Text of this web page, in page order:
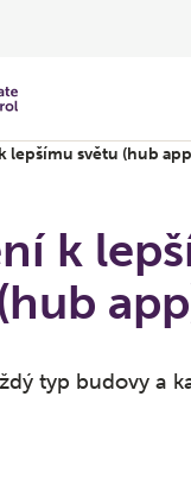
lepšímu světu (hub
k
typ budovy a